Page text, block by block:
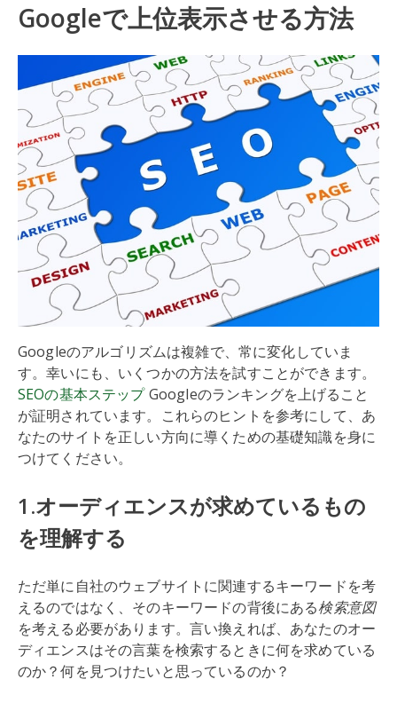
Googleで上位表示させる方法
Googleのアルゴリズムは複雑で、常に変化していま
す。幸いにも、いくつかの方法を試すことができます。
SEOの基本ステップGoogleのランキングを上げること
が証明されています。これらのヒントを参考にして、あ
なたのサイトを正しい方向に導くための基礎知識を身に
つけてください。
1.オーディエンスが求めているもの
を理解する
ただ単に自社のウェブサイトに関連するキーワードを考
えるのではなく、そのキーワードの背後にある検索意図
を考える必要があります。言い換えれば、あなたのオー
ディエンスはその言葉を検索するときに何を求めている
のか？何を見つけたいと思っているのか？